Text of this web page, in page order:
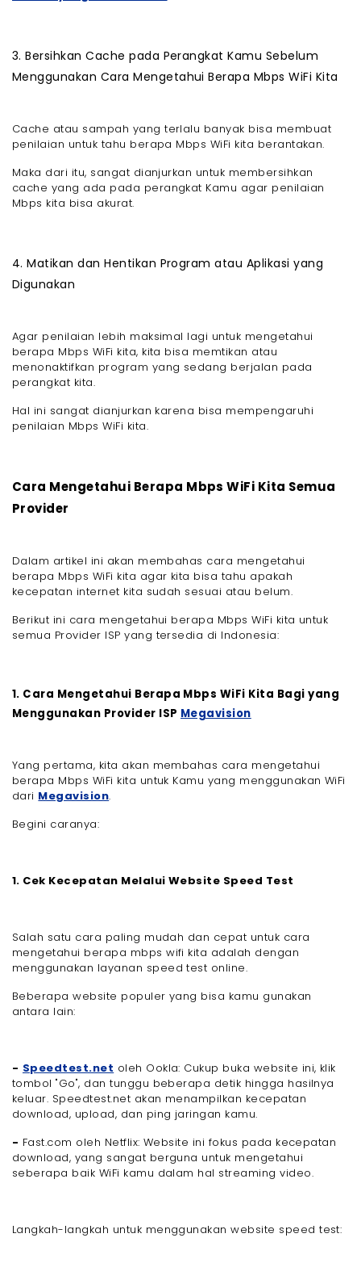
3. Bersihkan Cache pada Perangkat Kamu Sebelum
Menggunakan Cara Mengetahui Berapa Mbps WiFi Kita
Cache atau sampah yang terlalu banyak bisa membuat
penilaian untuk tahu berapa Mbps WiFi kita berantakan.
Maka dari itu, sangat dianjurkan untuk membersihkan
cache yang ada pada perangkat Kamu agar penilaian
Mbps kita bisa akurat.
4. Matikan dan Hentikan Program atau Aplikasi yang
Digunakan
Agar penilaian lebih maksimal lagi untuk mengetahui
berapa Mbps WiFi kita, kita bisa memtikan atau
menonaktifkan program yang sedang berjalan pada
perangkat kita.
Hal ini sangat dianjurkan karena bisa mempengaruhi
penilaian Mbps WiFi kita.
Cara Mengetahui Berapa Mbps WiFi Kita Semua
Provider
Dalam artikel ini akan membahas cara mengetahui
berapa Mbps WiFi kita agar kita bisa tahu apakah
kecepatan internet kita sudah sesuai atau belum.
Berikut ini cara mengetahui berapa Mbps WiFi kita untuk
semua Provider ISP yang tersedia di Indonesia:
1. Cara Mengetahui Berapa Mbps WiFi Kita Bagi yang
Menggunakan Provider ISP Megavision
Yang pertama, kita akan membahas cara mengetahui
berapa Mbps WiFi kita untuk Kamu yang menggunakan WiFi
dari Megavision.
Begini caranya:
1. Cek Kecepatan Melalui Website Speed Test
Salah satu cara paling mudah dan cepat untuk cara
mengetahui berapa mbps wifi kita adalah dengan
menggunakan layanan speed test online.
Beberapa website populer yang bisa kamu gunakan
antara lain:
- Speedtest.net oleh Ookla: Cukup buka website ini, klik
tombol "Go", dan tunggu beberapa detik hingga hasilnya
keluar. Speedtest.net akan menampilkan kecepatan
download, upload, dan ping jaringan kamu.
- Fast.com oleh Netflix: Website ini fokus pada kecepatan
download, yang sangat berguna untuk mengetahui
seberapa baik WiFi kamu dalam hal streaming video.
Langkah-langkah untuk menggunakan website speed test: